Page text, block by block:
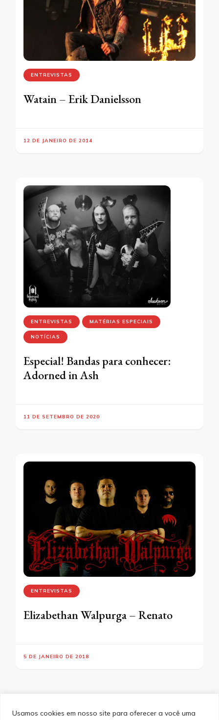
Usamos cookies em nosso site para oferecer a você uma
ENTREVISTAS
Watain – Erik Danielsson
12 DE JANEIRO DE 2014
ENTREVISTAS MATÉRIAS ESPECIAIS
NOTÍCIAS
Especial! Bandas para conhecer:
Adorned in Ash
11 DE SETEMBRO DE 2020
ENTREVISTAS
Elizabethan Walpurga – Renato
5 DE JANEIRO DE 2018